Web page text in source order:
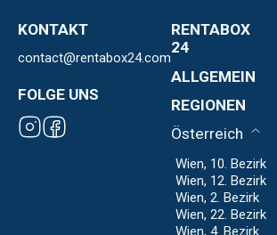
KONTAKT
contact@rentabox24.com
FOLGE UNS
RENTABOX
24
Über uns
Expansion
Franchise
ALLGEMEIN
Kontakt
Datenschutz
Impressum
REGIONEN
Österreich
Wien, 10. Bezirk
Wien, 12. Bezirk
Wien, 2. Bezirk
Wien, 22. Bezirk
Wien, 4. Bezirk